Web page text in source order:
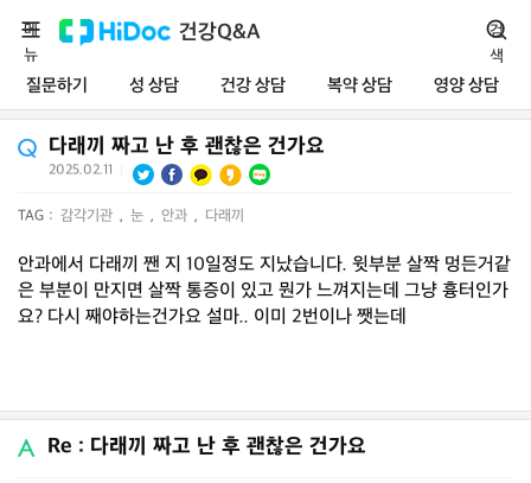
건강Q&A
질문하기 성 상담 건강 상담 복약 상담 영양 상담
메
뉴
검
색
다래끼 짜고 난 후 괜찮은 건가요
2025.02.11
TAG : 감각기관 , 눈 , 안과 , 다래끼
안과에서 다래끼 짼 지 10일정도 지났습니다. 윗부분 살짝 멍든거같
은 부분이 만지면 살짝 통증이 있고 뭔가 느껴지는데 그냥 흉터인가
요? 다시 째야하는건가요 설마.. 이미 2번이나 쨋는데
Re : 다래끼 짜고 난 후 괜찮은 건가요